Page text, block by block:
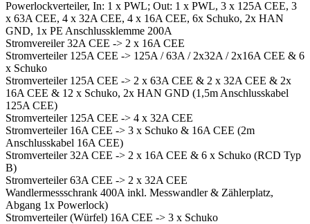
Powerlockverteiler, In: 1 x PWL; Out: 1 x PWL, 3 x 125A CEE, 3
x 63A CEE, 4 x 32A CEE, 4 x 16A CEE, 6x Schuko, 2x HAN
GND, 1x PE Anschlussklemme 200A
Stromvereiler 32A CEE -> 2 x 16A CEE
Stromverteiler 125A CEE -> 125A / 63A / 2x32A / 2x16A CEE & 6
x Schuko
Stromverteiler 125A CEE -> 2 x 63A CEE & 2 x 32A CEE & 2x
16A CEE & 12 x Schuko, 2x HAN GND (1,5m Anschlusskabel
125A CEE)
Stromverteiler 125A CEE -> 4 x 32A CEE
Stromverteiler 16A CEE -> 3 x Schuko & 16A CEE (2m
Anschlusskabel 16A CEE)
Stromverteiler 32A CEE -> 2 x 16A CEE & 6 x Schuko (RCD Typ
B)
Stromverteiler 63A CEE -> 2 x 32A CEE
Wandlermessschrank 400A inkl. Messwandler & Zählerplatz,
Abgang 1x Powerlock)
Stromverteiler (Würfel) 16A CEE -> 3 x Schuko